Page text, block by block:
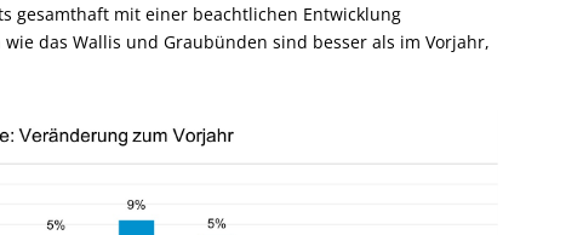
gesamthaft mit einer beachtlichen Entwicklung
das Wallis und Graubünden sind besser als im Vorjahr,